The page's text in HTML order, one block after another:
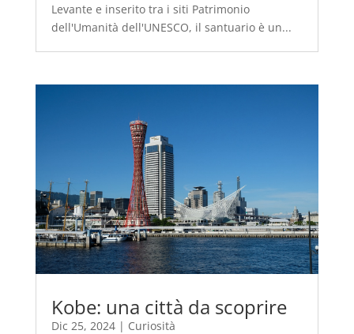
Levante e inserito tra i siti Patrimonio
dell'Umanità dell'UNESCO, il santuario è un...
Kobe: una città da scoprire
Dic 25, 2024| Curiosità